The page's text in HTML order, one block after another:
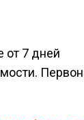
от 7 дней